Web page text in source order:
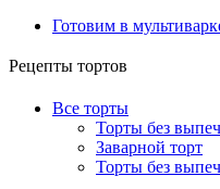
Готовим в
Рецепты тортов
Все торты
Торты без
Заварной торт
Торты без